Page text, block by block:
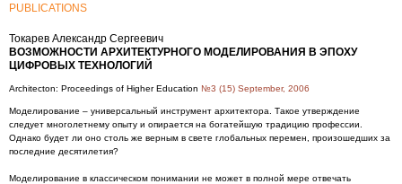
PUBLICATIONS
Токарев Александр Сергеевич
ВОЗМОЖНОСТИ АРХИТЕКТУРНОГО МОДЕЛИРОВАНИЯ В ЭПОХУ
ЦИФРОВЫХ ТЕХНОЛОГИЙ
Architecton: Proceedings of Higher Education №3 (15) September, 2006
Моделирование – универсальный инструмент архитектора. Такое утверждение
следует многолетнему опыту и опирается на богатейшую традицию профессии.
Однако будет ли оно столь же верным в свете глобальных перемен, произошедших за
последние десятилетия?
Моделирование в классическом понимании не может в полной мере отвечать